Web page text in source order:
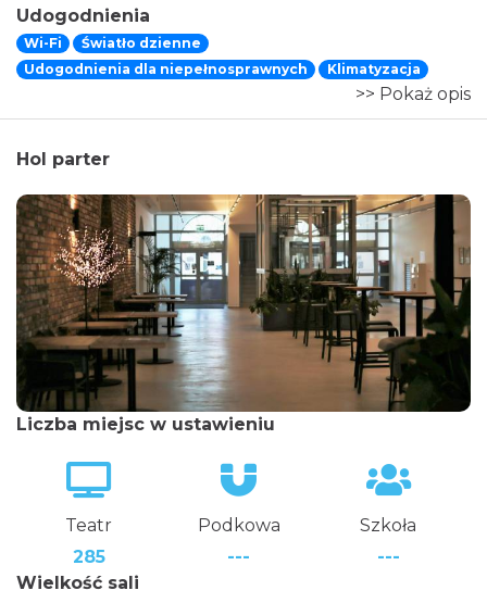
Udogodnienia
Wi-Fi
Światło dzienne
Udogodnienia dla niepełnosprawnych
Klimatyzacja
>> Pokaż opis
Hol parter
Liczba miejsc w ustawieniu
Teatr Podkowa
Szkoła
285
---
---
Wielkość sali